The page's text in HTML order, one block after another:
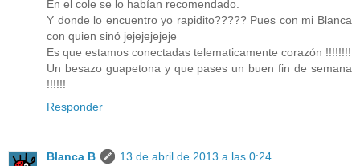
En el cole se lo habían recomendado.
Y donde lo encuentro yo rapidito????? Pues con mi Blanca
con quien sinó jejejejejeje
Es que estamos conectadas telematicamente corazón !!!!!!!!
Un besazo guapetona y que pases un buen fin de semana
!!!!!!
Responder
Blanca B
13 de abril de 2013 a las 0:24